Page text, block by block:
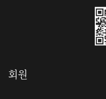
회원